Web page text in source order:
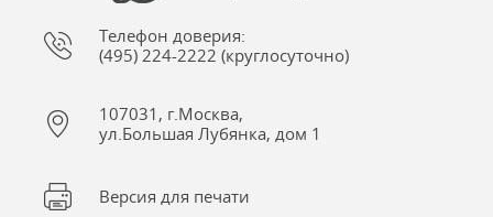
Телефон доверия:
(495) 224-2222 (круглосуточно)
107031, г.Москва,
ул.Большая Лубянка, дом 1
Версия для печати